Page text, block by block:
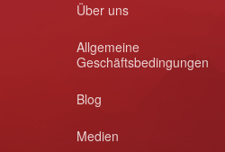
Über uns
Allgemeine
Geschäftsbedingungen
Blog
Medien